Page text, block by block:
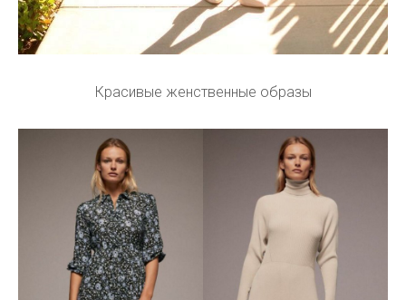
Красивые женственные образы